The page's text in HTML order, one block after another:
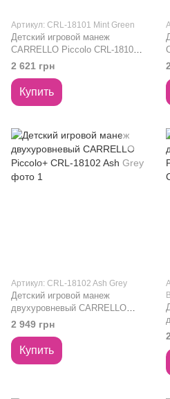
Артикул: CRL-18101 Mint Green
Детский игровой манеж
CARRELLO Piccolo CRL-18101
Mint Green
2 621 грн
Купить
Артикул: CRL-18102 Ash Grey
Детский игровой манеж
двухуровневый CARRELLO
Piccolo+ CRL-18102 Ash Grey
2 949 грн
Купить